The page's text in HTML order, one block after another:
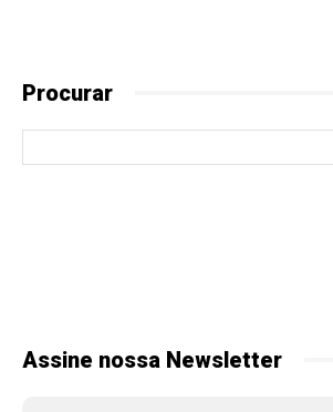
Procurar
Assine nossa Newsletter